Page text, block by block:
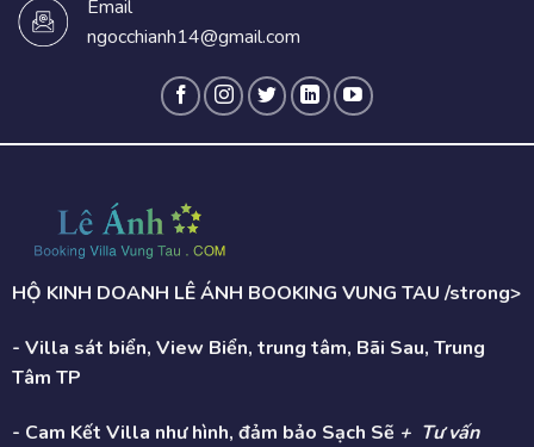
Email
ngocchianh14@gmail.com
HỘ KINH DOANH LÊ ÁNH BOOKING VUNG TAU /strong>
- Villa sát biển, View Biển, trung tâm, Bãi Sau, Trung
Tâm TP
- Cam Kết Villa như hình, đảm bảo Sạch Sẽ + Tư vấn